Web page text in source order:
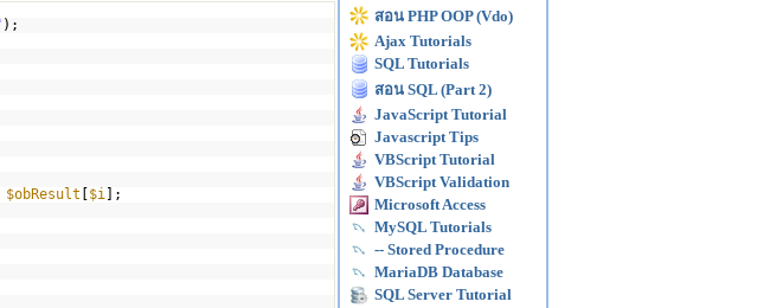
);
$obResult $i];
สอน PHP OOP (Vdo)
Ajax Tutorials
SQL Tutorials
สอน SQL (Part 2)
JavaScript Tutorial
Javascript Tips
VBScript Tutorial
VBScript Validation
Microsoft Access
MySQL Tutorials
-- Stored Procedure
MariaDB Database
SQL Server Tutorial